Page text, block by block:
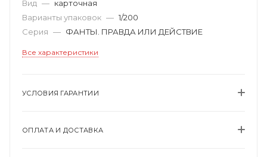
Вид — карточная
Варианты упаковок — 1/200
Серия — ФАНТЫ. ПРАВДА ИЛИ ДЕЙСТВИЕ
Все характеристики
УСЛОВИЯ ГАРАНТИИ
ОПЛАТА И ДОСТАВКА